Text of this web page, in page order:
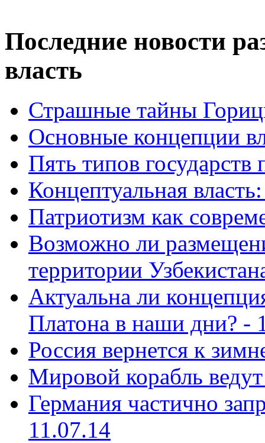
Последние новости
власть
Страшные тайны
Основные концепции
Пять типов
Концептуальная
Патриотизм как
Возможно ли
территории
Актуальна ли
Платона в наши дни? -
Россия вернется к
Мировой корабль
Германия частично
11.07.14